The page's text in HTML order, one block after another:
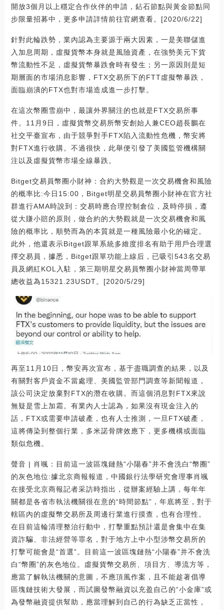
開放3個月以上穩定合作伙伴的申請，鉆石節點與黃金節點同
步限量招募中，更多申請詳情前往官網查看。[2020/6/22]
針對此輪跌勢，業內認為主要源于兩大因素，一是美聯儲進
入加息周期，虛擬貨幣本身就是風險資產，在強勢美元下貨
幣流動性不足，虛擬貨幣暴跌會時有發生；另一原因則是短
期層面的市場消息影響，FTX交易所下的FTT虛擬幣暴跌，
面臨崩潰的FTX也對市場造成進一步打擊。
在這次幣圈雪崩中，最讓外界關注的也就是FTX交易所事
件。11月9日，虛擬貨幣交易所幣安創始人兼CEO趙長鵬在
社交平臺宣布，由于競爭對手FTX陷入流動性危機，幣安將
對FTX進行收購。不過很快，此舉便引發了美國監管機構關
注以及虛擬貨幣市場全線暴跌。
Bitget交易員幣圈小財神：合約大勢觀是一次交易機會和風險
的概率比:今日15:00，Bitget明星交易員幣圈小財神在官方社
群進行AMA時說到：交易時應合理控制倉位，及時停損，遵
從大賺小賠的原則，做合約的大勢觀就是一次交易機會和風
險的概率比，順勢而為的本質就是一種風險最小化的確定。
此外，他還表示Bitget跟單系統多維度排名有助于用戶合理選
擇交易員，據悉，Bitget跟單功能上線后，已吸引543名交易
員及網紅KOL入駐，第三期明星交易員幣圈小財神當周帶單
總收益為15321.23USDT。[2020/5/29]
再至11月10日，幣安再次宣布，基于盡職調查的結果，以及
有關對客戶資金不當處理、美國監管部門調查等新聞報道，
該公司決定放棄對FTX的潛在收購。而這個消息對FTX來說
無疑是雪上加霜。有業內人士認為，如果沒有現金注入的
話，FTX或需要申請破產，也有人士推測，一旦FTX破產，
這將傳染到整個行業，多米諾骨牌效應下，更多機構或面臨
類似危機。
聲音 | 肖颯：目前這一波區塊鏈熱“小陽春”并不會洗白“幣圈”
的灰色地位:據北京商報報道，中國銀行法學研究會理事肖颯
在接受北京商報記者采訪時指出，從辦案經驗上講，每年年
關都是各省市執法機關很在意的“時間節點”，年底將至，對于
轄區內的虛擬幣交易所及周邊行業進行摸查，也有合理性。
在目前這輪清理整治行動中，打擊重點預計還是會集中在集
資詐騙、非法經營等罪名，對于地方上中小型涉幣交易所的
打擊可能會是“首選”。目前這一波區塊鏈熱“小陽春”并不會洗
白“幣圈”的灰色地位。虛擬貨幣交易所、項目方、導流方等，
應當了解執法機關的意圖，不應頂風作案，且不能趁著倡導
區塊鏈技術大發展，而試圖發幣融資以充盈自己的“小金庫”或
為發幣融資提供幫助，應當理解到自己的行為缺乏正當性，